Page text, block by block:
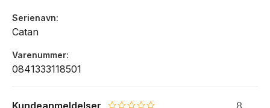
Serienavn
Catan
Varenummer
0841333118501
Kundeanmeldelser